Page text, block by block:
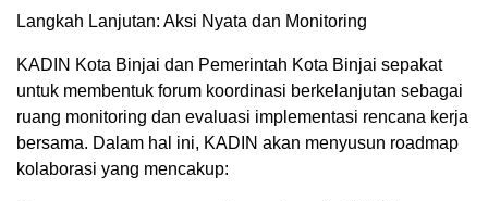
Langkah Lanjutan: Aksi Nyata dan Monitoring
KADIN Kota Binjai dan Pemerintah Kota Binjai sepakat
untuk membentuk forum koordinasi berkelanjutan sebagai
ruang monitoring dan evaluasi implementasi rencana kerja
bersama. Dalam hal ini, KADIN akan menyusun roadmap
kolaborasi yang mencakup: